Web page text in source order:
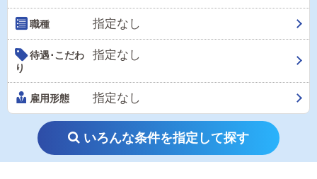
職種 指定なし
待遇･こだわ
り
指定なし
雇用形態 指定なし
いろんな条件を指定して探す